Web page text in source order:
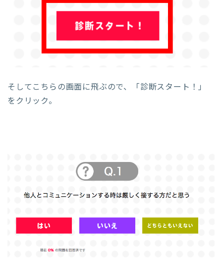
そしてこちらの画面に飛ぶので、「診断スタート！」
をクリック。